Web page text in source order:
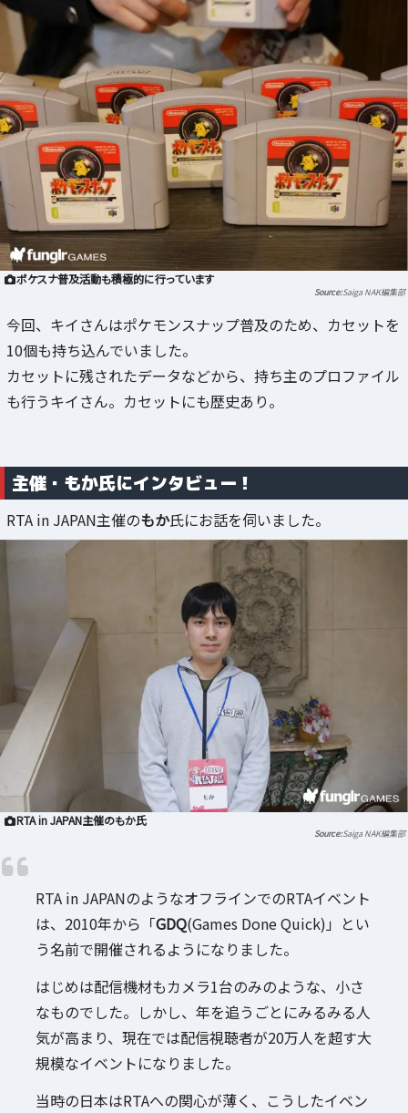
ポケスナ普及活動も積極的に行っています
Saiga NAK編集部
今回、キイさんはポケモンスナップ普及のため、カセットを
10個も持ち込んでいました。
カセットに残されたデータなどから、持ち主のプロファイル
も行うキイさん。カセットにも歴史あり。
主催・もか氏にインタビュー！
RTA in JAPAN主催のもか氏にお話を伺いました。
RTA in JAPAN主催のもか氏
Saiga NAK編集部
RTA in JAPANのようなオフラインでのRTAイベント
は、2010年から「GDQ(Games Done Quick)」とい
う名前で開催されるようになりました。
はじめは配信機材もカメラ1台のみのような、小さ
なものでした。しかし、年を追うごとにみるみる人
気が高まり、現在では配信視聴者が20万人を超す大
規模なイベントになりました。
当時の日本はRTAへの関心が薄く、こうしたイベン